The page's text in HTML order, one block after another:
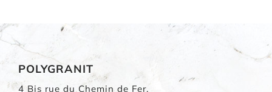
POLYGRANIT
4 Bis rue du Chemin de Fer,